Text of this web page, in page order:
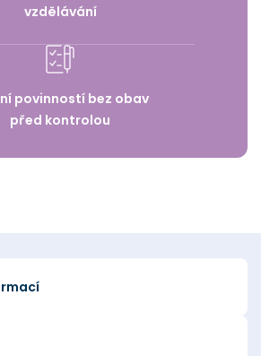
vzdělávání
povinností bez obav
před kontrolou